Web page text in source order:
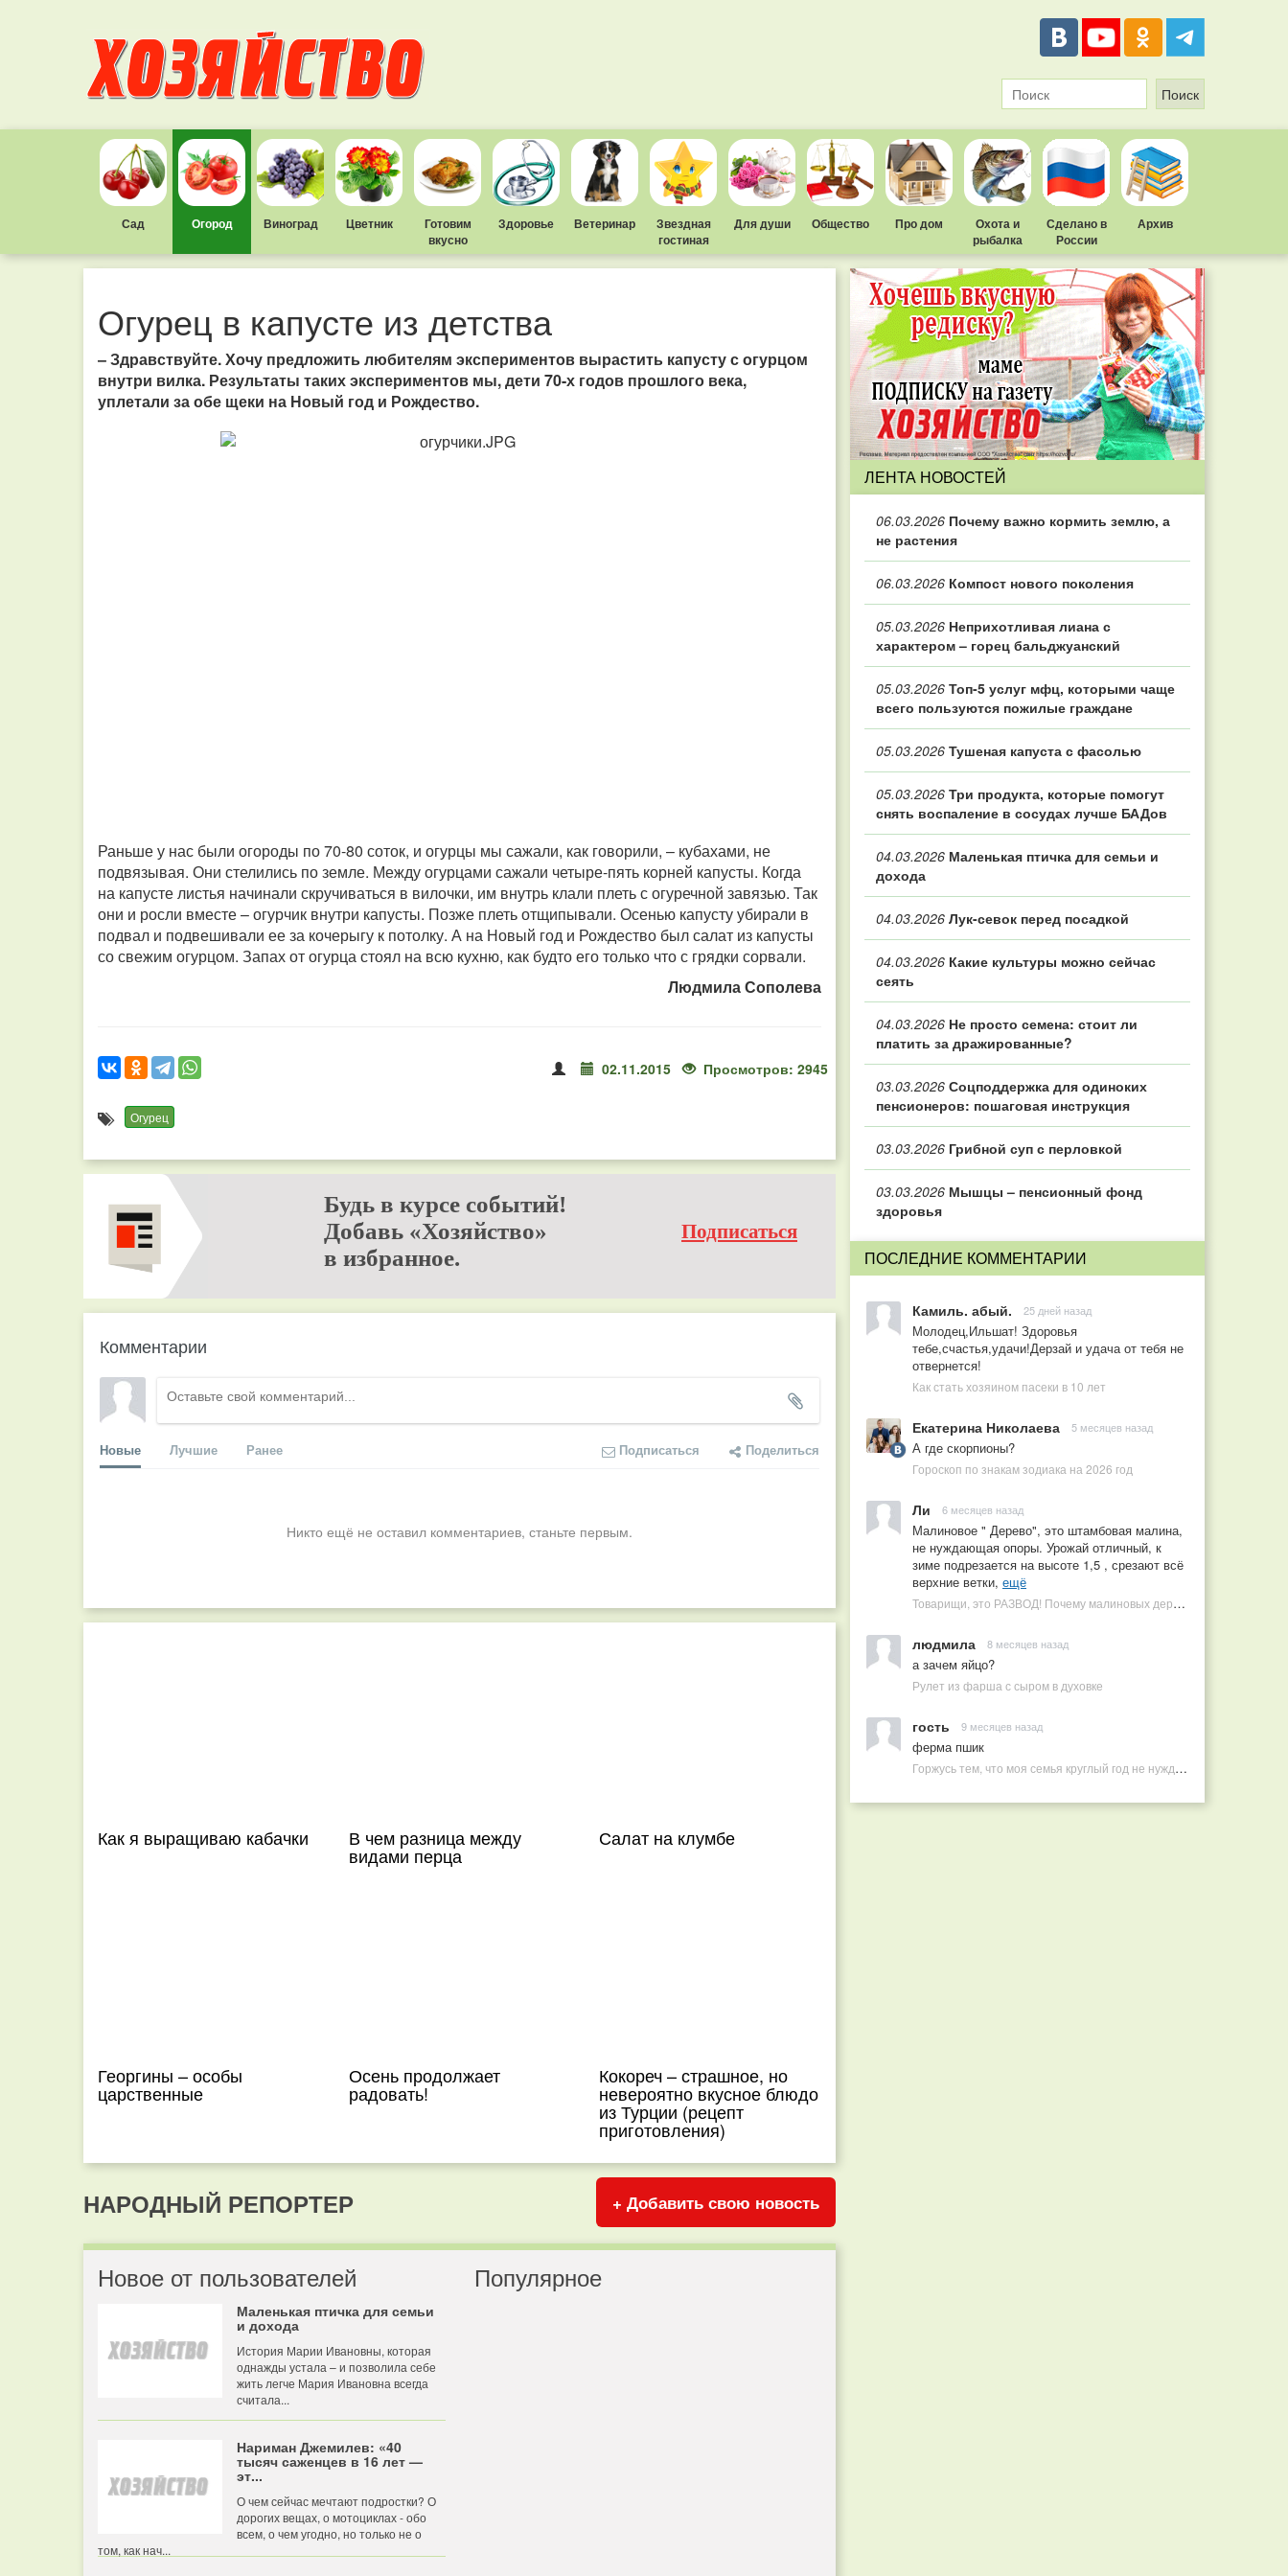
Сад Огород Виноград Цветник
Готовим
вкусно
Здоровье Ветеринар
Звездная
гостиная
Для души Общество Про дом
Охота и
рыбалка
Сделано в
России
Архив
Огурец в капусте из детства
– Здравствуйте. Хочу предложить любителям экспериментов вырастить капусту с огурцом
внутри вилка. Результаты таких экспериментов мы, дети 70-х годов прошлого века,
уплетали за обе щеки на Новый год и Рождество.
Раньше у нас были огороды по 70-80 соток, и огурцы мы сажали, как говорили, – кубахами, не
подвязывая. Они стелились по земле. Между огурцами сажали четыре-пять корней капусты. Когда
на капусте листья начинали скручиваться в вилочки, им внутрь клали плеть с огуречной завязью. Так
они и росли вместе – огурчик внутри капусты. Позже плеть отщипывали. Осенью капусту убирали в
подвал и подвешивали ее за кочерыгу к потолку. А на Новый год и Рождество был салат из капусты
со свежим огурцом. Запах от огурца стоял на всю кухню, как будто его только что с грядки сорвали.
Людмила Сополева
02.11.2015 Просмотров: 2945
Огурец
Будь в курсе событий!
Добавь «Хозяйство»
в избранное.
Подписаться
Комментарии
Новые Лучшие Ранее Подписаться Поделиться
Никто ещё не оставил комментариев, станьте первым.
Как я выращиваю кабачки В чем разница между
видами перца
Салат на клумбе
Георгины – особы
царственные
Осень продолжает
радовать!
Кокореч – страшное, но
невероятно вкусное блюдо
из Турции (рецепт
приготовления)
НАРОДНЫЙ РЕПОРТЕР + Добавить свою новость
Новое от пользователей
Маленькая птичка для семьи
и дохода
История Марии Ивановны, которая
однажды устала – и позволила себе
жить легче Мария Ивановна всегда
считала...
Нариман Джемилев: «40
тысяч саженцев в 16 лет —
эт...
О чем сейчас мечтают подростки? О
дорогих вещах, о мотоциклах - обо
всем, о чем угодно, но только не о
том, как нач...
Популярное
ЛЕНТА НОВОСТЕЙ
06.03.2026 Почему важно кормить землю, а
не растения
06.03.2026 Компост нового поколения
05.03.2026 Неприхотливая лиана с
характером – горец бальджуанский
05.03.2026 Топ‑5 услуг мфц, которыми чаще
всего пользуются пожилые граждане
05.03.2026 Тушеная капуста с фасолью
05.03.2026 Три продукта, которые помогут
снять воспаление в сосудах лучше БАДов
04.03.2026 Маленькая птичка для семьи и
дохода
04.03.2026 Лук-севок перед посадкой
04.03.2026 Какие культуры можно сейчас
сеять
04.03.2026 Не просто семена: стоит ли
платить за дражированные?
03.03.2026 Соцподдержка для одиноких
пенсионеров: пошаговая инструкция
03.03.2026 Грибной суп с перловкой
03.03.2026 Мышцы – пенсионный фонд
здоровья
ПОСЛЕДНИЕ КОММЕНТАРИИ
Камиль. абый. 25 дней назад
Молодец,Ильшат! Здоровья
тебе,счастья,удачи!Дерзай и удача от тебя не
отвернется!
Как стать хозяином пасеки в 10 лет
Екатерина Николаева 5 месяцев назад
А где скорпионы?
Гороскоп по знакам зодиака на 2026 год
Ли 6 месяцев назад
Малиновое " Дерево", это штамбовая малина,
не нуждающая опоры. Урожай отличный, к
зиме подрезается на высоте 1,5 , срезают всё
верхние ветки, ещё
Товарищи, это РАЗВОД! Почему малиновых деревьев не бывает, или Как ушлые продавцы наживаются на мечтах садоводов
людмила 8 месяцев назад
а зачем яйцо?
Рулет из фарша с сыром в духовке
гость 9 месяцев назад
ферма пшик
Горжусь тем, что моя семья круглый год не нуждается в покупных витаминах